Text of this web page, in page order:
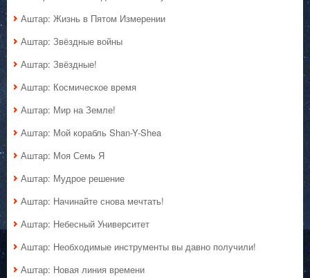
Аштар: Жизнь в Пятом Измерении
Аштар: Звёздные войны
Аштар: Звёздные!
Аштар: Космическое время
Аштар: Мир на Земле!
Аштар: Мой корабль Shan-Y-Shea
Аштар: Моя Семь Я
Аштар: Мудрое решение
Аштар: Начинайте снова мечтать!
Аштар: Небесный Университет
Аштар: Необходимые инструменты вы давно получили!
Аштар: Новая линия времени